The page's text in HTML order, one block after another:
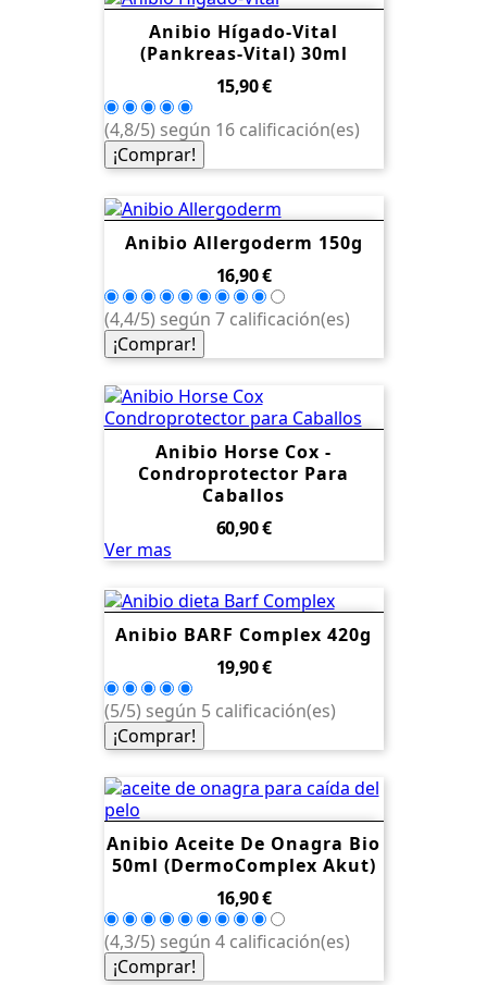
Anibio Hígado-Vital
(Pankreas-Vital) 30ml
Precio
15,90 €
(4,8/5) según 16 calificación(es)
¡Comprar!
Anibio Allergoderm 150g
Precio
16,90 €
(4,4/5) según 7 calificación(es)
¡Comprar!
Anibio Horse Cox -
Condroprotector Para
Caballos
Precio
60,90 €
Ver mas
Anibio BARF Complex 420g
Precio
19,90 €
(5/5) según 5 calificación(es)
¡Comprar!
Anibio Aceite De Onagra Bio
50ml (dermoComplex Akut)
Precio
16,90 €
(4,3/5) según 4 calificación(es)
¡Comprar!